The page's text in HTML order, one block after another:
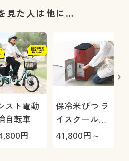
見た人は他に…
スト電動
自転車
円
保冷米びつ ラ
イスクール
HRC-
41,800円～